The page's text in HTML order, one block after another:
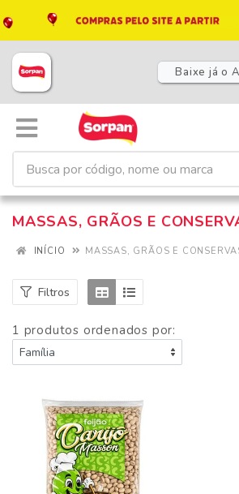
Baixe já o
MASSAS, GRÃOS E
INÍCIO MASSAS, GRÃOS E
Filtros
1 produtos ordenados por: